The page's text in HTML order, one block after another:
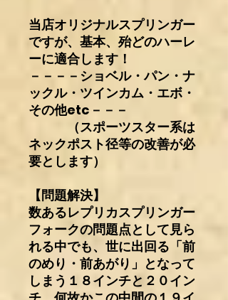
当店オリジナルスプリンガー
ですが、基本、殆どのハーレ
ーに適合します！
－－－－ショベル・パン・ナ
ックル・ツインカム・エボ・
その他etc－－－
（スポーツスター系は
ネックポスト径等の改善が必
要とします）
【問題解決】
数あるレプリカスプリンガー
フォークの問題点として見ら
れる中でも、世に出回る「前
のめり・前あがり」となって
しまう１８インチと２０イン